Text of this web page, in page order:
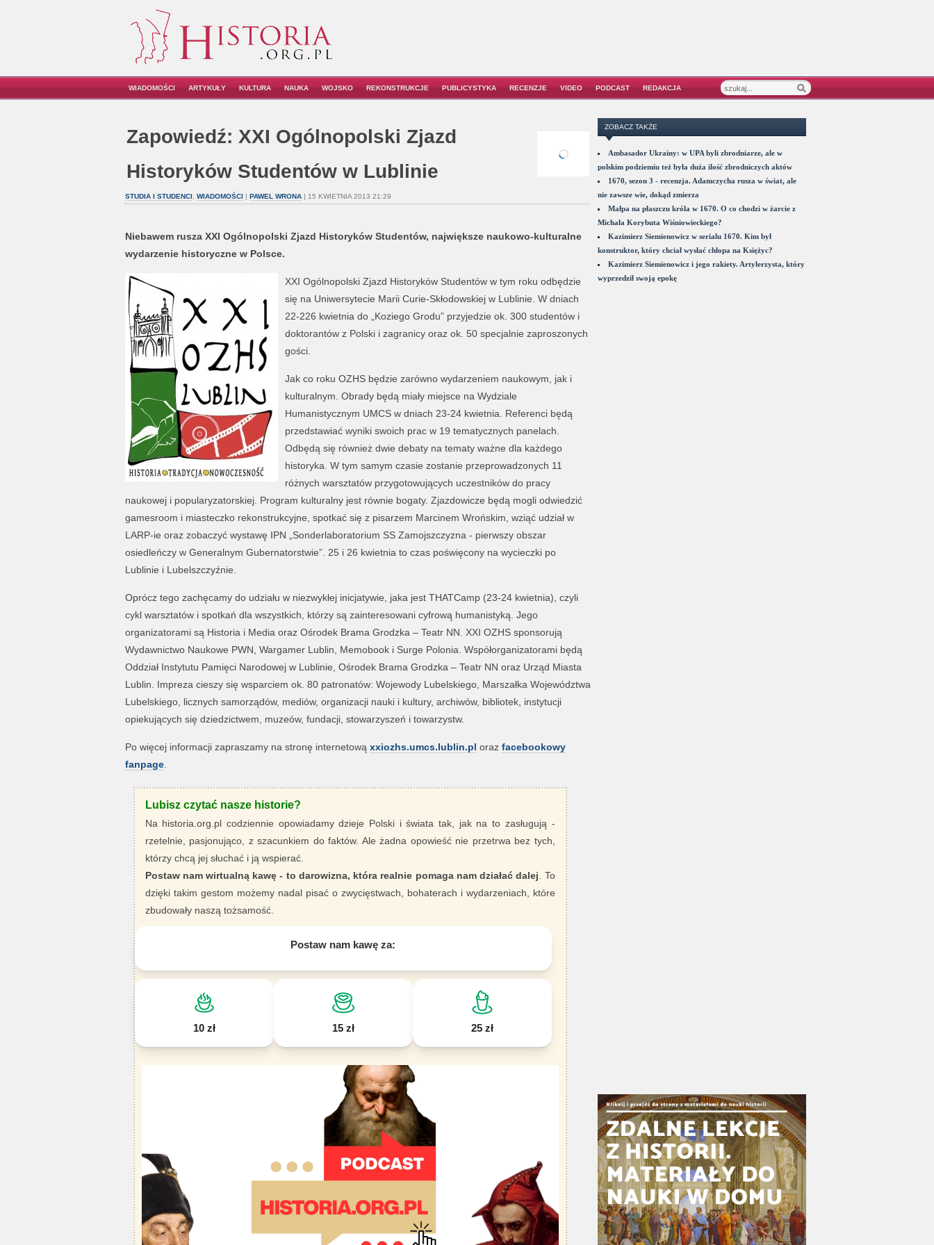
WIADOMOŚCI ARTYKUŁY KULTURA NAUKA WOJSKO REKONSTRUKCJE PUBLICYSTYKA RECENZJE VIDEO PODCAST REDAKCJA
Zapowiedź: XXI Ogólnopolski Zjazd
Historyków Studentów w Lublinie
STUDIA I STUDENCI, WIADOMOŚCI| PAWEL WRONA| 15 KWIETNIA 2013 21:29
Niebawem rusza XXI Ogólnopolski Zjazd Historyków Studentów, największe naukowo-kulturalne
wydarzenie historyczne w Polsce.
XXI Ogólnopolski Zjazd Historyków Studentów w tym roku odbędzie
się na Uniwersytecie Marii Curie-Skłodowskiej w Lublinie. W dniach
22-226 kwietnia do „Koziego Grodu” przyjedzie ok. 300 studentów i
doktorantów z Polski i zagranicy oraz ok. 50 specjalnie zaproszonych
gości.
Jak co roku OZHS będzie zarówno wydarzeniem naukowym, jak i
kulturalnym. Obrady będą miały miejsce na Wydziale
Humanistycznym UMCS w dniach 23-24 kwietnia. Referenci będą
przedstawiać wyniki swoich prac w 19 tematycznych panelach.
Odbędą się również dwie debaty na tematy ważne dla każdego
historyka. W tym samym czasie zostanie przeprowadzonych 11
różnych warsztatów przygotowujących uczestników do pracy
naukowej i popularyzatorskiej. Program kulturalny jest równie bogaty. Zjazdowicze będą mogli odwiedzić
gamesroom i miasteczko rekonstrukcyjne, spotkać się z pisarzem Marcinem Wrońskim, wziąć udział w
LARP-ie oraz zobaczyć wystawę IPN „Sonderlaboratorium SS Zamojszczyzna - pierwszy obszar
osiedleńczy w Generalnym Gubernatorstwie”. 25 i 26 kwietnia to czas poświęcony na wycieczki po
Lublinie i Lubelszczyźnie.
Oprócz tego zachęcamy do udziału w niezwykłej inicjatywie, jaka jest THATCamp (23-24 kwietnia), czyli
cykl warsztatów i spotkań dla wszystkich, którzy są zainteresowani cyfrową humanistyką. Jego
organizatorami są Historia i Media oraz Ośrodek Brama Grodzka – Teatr NN. XXI OZHS sponsorują
Wydawnictwo Naukowe PWN, Wargamer Lublin, Memobook i Surge Polonia. Współorganizatorami będą
Oddział Instytutu Pamięci Narodowej w Lublinie, Ośrodek Brama Grodzka – Teatr NN oraz Urząd Miasta
Lublin. Impreza cieszy się wsparciem ok. 80 patronatów: Wojewody Lubelskiego, Marszałka Województwa
Lubelskiego, licznych samorządów, mediów, organizacji nauki i kultury, archiwów, bibliotek, instytucji
opiekujących się dziedzictwem, muzeów, fundacji, stowarzyszeń i towarzystw.
Po więcej informacji zapraszamy na stronę internetową xxiozhs.umcs.lublin.pl oraz facebookowy
fanpage.
Lubisz czytać nasze historie?
Na historia.org.pl codziennie opowiadamy dzieje Polski i świata tak, jak na to zasługują -
rzetelnie, pasjonująco, z szacunkiem do faktów. Ale żadna opowieść nie przetrwa bez tych,
którzy chcą jej słuchać i ją wspierać.
Postaw nam wirtualną kawę - to darowizna, która realnie pomaga nam działać dalej . To
dzięki takim gestom możemy nadal pisać o zwycięstwach, bohaterach i wydarzeniach, które
zbudowały naszą tożsamość.
Postaw nam kawę za:
10 zł 15 zł 25 zł
ZOBACZ TAKŻE
Ambasador Ukrainy: w UPA byli zbrodniarze, ale w
polskim podziemiu też była duża ilość zbrodniczych aktów
1670, sezon 3 - recenzja. Adamczycha rusza w świat, ale
nie zawsze wie, dokąd zmierza
Małpa na płaszczu króla w 1670. O co chodzi w żarcie z
Michała Korybuta Wiśniowieckiego?
Kazimierz Siemienowicz w serialu 1670. Kim był
konstruktor, który chciał wysłać chłopa na Księżyc?
Kazimierz Siemienowicz i jego rakiety. Artylerzysta, który
wyprzedził swoją epokę